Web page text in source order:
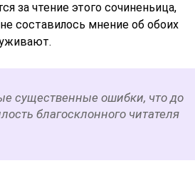
за чтение этого сочиненьица,
составилось мнение об обоих
существенные ошибки, что до
благосклонного читателя